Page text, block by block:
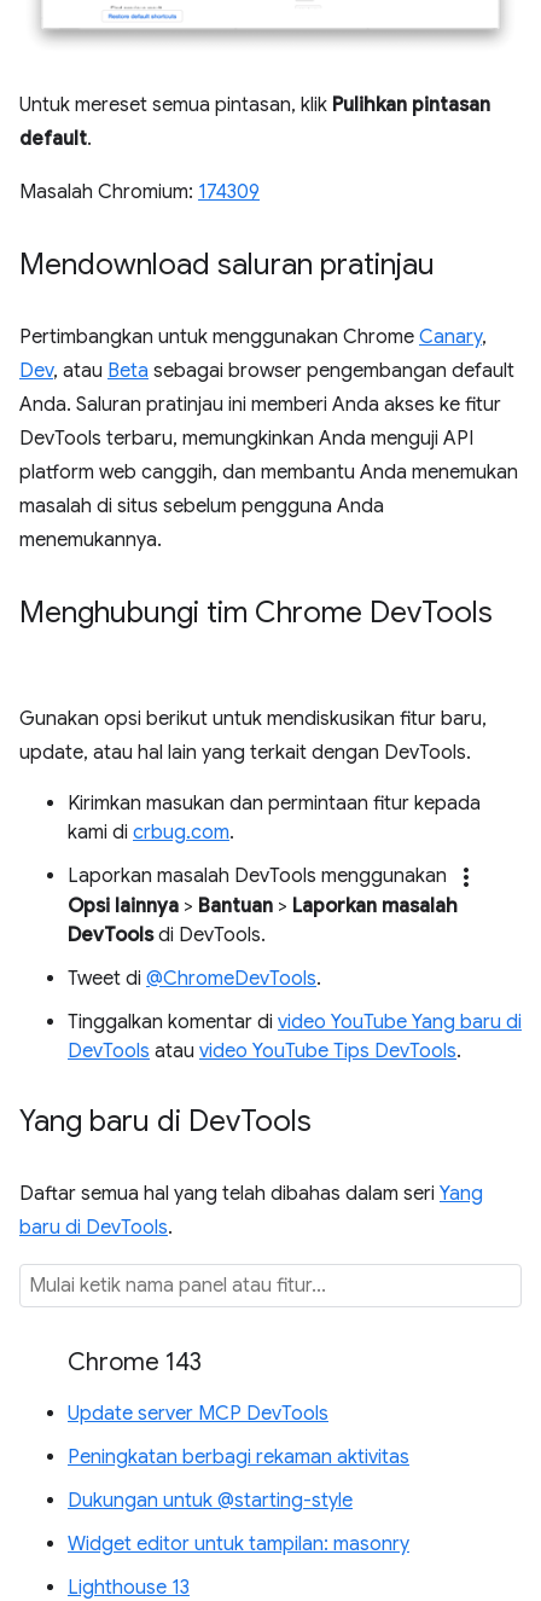
Untuk mereset semua pintasan, klik Pulihkan pintasan
default.
Masalah Chromium: 174309
Mendownload saluran pratinjau
Pertimbangkan untuk menggunakan Chrome Canary,
Dev, atau Beta sebagai browser pengembangan default
Anda. Saluran pratinjau ini memberi Anda akses ke fitur
DevTools terbaru, memungkinkan Anda menguji API
platform web canggih, dan membantu Anda menemukan
masalah di situs sebelum pengguna Anda
menemukannya.
Menghubungi tim Chrome DevTools
Gunakan opsi berikut untuk mendiskusikan fitur baru,
update, atau hal lain yang terkait dengan DevTools.
Kirimkan masukan dan permintaan fitur kepada
kami di crbug.com.
Laporkan masalah DevTools menggunakan
more_vert
Opsi lainnya > Bantuan > Laporkan masalah
DevToolsdi DevTools.
Tweet di @ChromeDevTools.
Tinggalkan komentar di video YouTube Yang baru di
DevTools atau video YouTube Tips DevTools.
Yang baru di DevTools
Daftar semua hal yang telah dibahas dalam seri Yang
baru di DevTools.
Chrome 143
Update server MCP DevTools
Peningkatan berbagi rekaman aktivitas
Dukungan untuk @starting-style
Widget editor untuk tampilan: masonry
Lighthouse 13